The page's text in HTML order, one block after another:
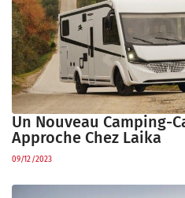
Un Nouveau Camping-
Approche Chez Laika
09/12/2023